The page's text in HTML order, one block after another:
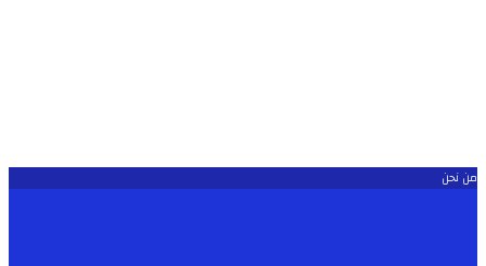
من نحن